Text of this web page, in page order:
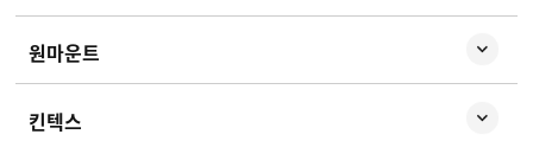
원마운트
킨텍스